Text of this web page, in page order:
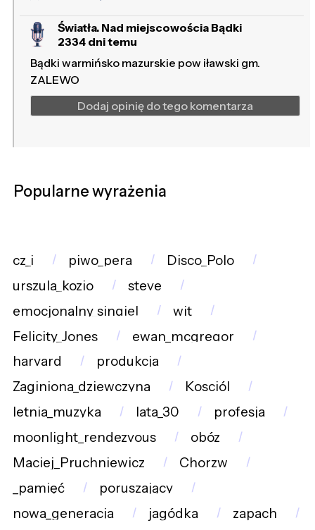
Światła. Nad miejscowościa Bądki
2334 dni temu
Bądki warmińsko mazurskie pow iławski gm.
ZALEWO
Dodaj opinię do tego komentarza
Popularne wyrażenia
cz_i piwo_pera
Disco_Polo
urszula_kozio
steve
emocjonalny_singiel
wit
Felicity_Jones
ewan_mcgregor
harvard
produkcja
Zaginiona_dziewczyna
Kosciól
letnia_muzyka
lata_30
profesja
moonlight_rendezvous
obóz
Maciej_Pruchniewicz
Chorzw
_pamięć
poruszający
nowa_generacja
jagódka
zapach